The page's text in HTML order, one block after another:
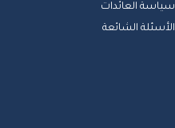
سياسة العائدات
الأسئلة الشائعة